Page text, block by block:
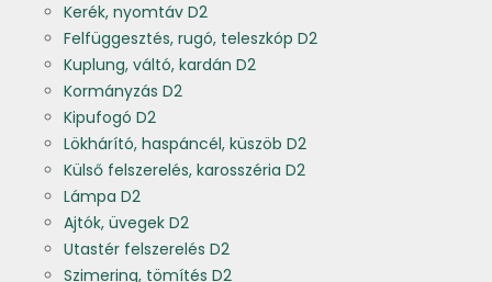
Kerék, nyomtáv D2
Felfüggesztés, rugó, teleszkóp D2
Kuplung, váltó, kardán D2
Kormányzás D2
Kipufogó D2
Lökhárító, haspáncél, küszöb D2
Külső felszerelés, karosszéria D2
Lámpa D2
Ajtók, üvegek D2
Utastér felszerelés D2
Szimering, tömítés D2